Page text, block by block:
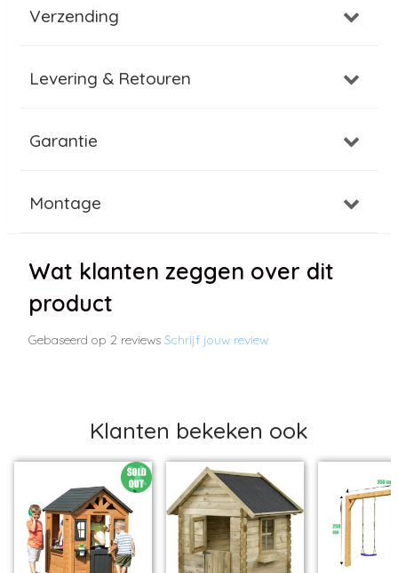
Verzending
Levering & Retouren
Garantie
Montage
Wat klanten zeggen over dit
product
Gebaseerd op 2 reviews Schrijf jouw review
Klanten bekeken ook